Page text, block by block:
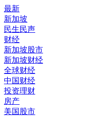
最新
新加坡
民生民声
财经
新加坡股市
新加坡财经
全球财经
中国财经
投资理财
房产
美国股市